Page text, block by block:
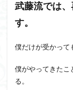
武藤流では
す。
僕だけが受かって
僕がやってきたこ
る。